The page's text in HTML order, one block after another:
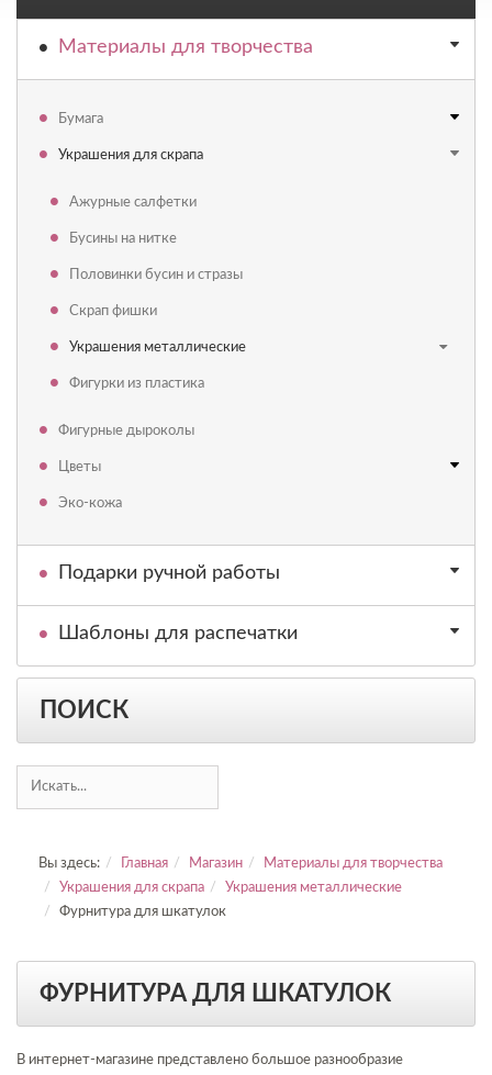
Материалы для творчества
Бумага
Украшения для скрапа
Ажурные салфетки
Бусины на нитке
Половинки бусин и стразы
Скрап фишки
Украшения металлические
Фигурки из пластика
Фигурные дыроколы
Цветы
Эко-кожа
Подарки ручной работы
Шаблоны для распечатки
ПОИСК
Вы здесь: Главная Магазин
Материалы для творчества
Украшения для скрапа
Украшения металлические
Фурнитура для шкатулок
ФУРНИТУРА ДЛЯ ШКАТУЛОК
В интернет-магазине представлено большое разнообразие